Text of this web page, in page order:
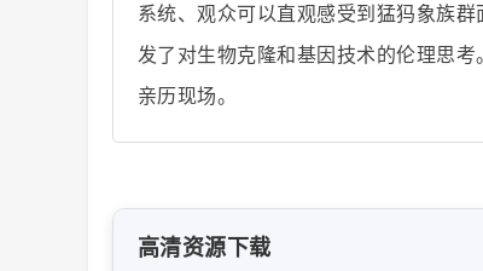
系统、观众可以直观感受到猛犸象族
发了对生物克隆和基因技术的伦理思
亲历现场。
高清资源下载